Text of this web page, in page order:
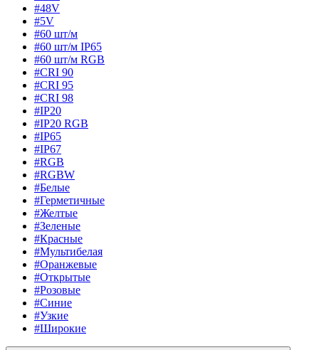
#48V
#5V
#60 шт/м
#60 шт/м IP65
#60 шт/м RGB
#CRI 90
#CRI 95
#CRI 98
#IP20
#IP20 RGB
#IP65
#IP67
#RGB
#RGBW
#Белые
#Герметичные
#Желтые
#Зеленые
#Красные
#Мультибелая
#Оранжевые
#Открытые
#Розовые
#Синие
#Узкие
#Широкие